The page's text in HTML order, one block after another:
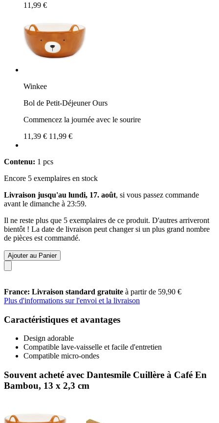
11,99 €
Winkee
Bol de Petit-Déjeuner Ours
Commencez la journée avec le sourire
11,39 € 11,99 €
Contenu: 1 pcs
Encore 5 exemplaires en stock
Livraison jusqu'au lundi, 17. août, si vous passez commande
avant le dimanche à 23:59.
Il ne reste plus que 5 exemplaires de ce produit. D'autres arriveront
bientôt ! La date de livraison peut changer si un plus grand nombre
de pièces est commandé.
Ajouter au Panier
France: Livraison standard gratuite à partir de 59,90 €
Plus d'informations sur l'envoi et la livraison
Caractéristiques et avantages
Design adorable
Compatible lave-vaisselle et facile d'entretien
Compatible micro-ondes
Souvent acheté avec Dantesmile Cuillère à Café En
Bambou, 13 x 2,3 cm